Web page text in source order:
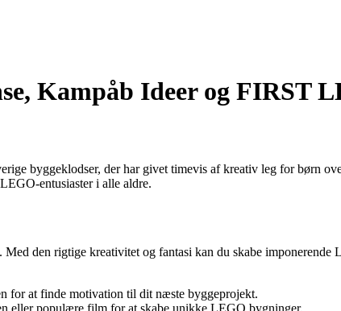
Kampåb Ideer og FIRST
byggeklodser, der har givet timevis af kreativ leg for børn
entusiaster i alle aldre.
den rigtige kreativitet og fantasi kan du skabe
for at finde motivation til dit næste byggeprojekt.
eller populære film for at skabe unikke LEGO bygninger.